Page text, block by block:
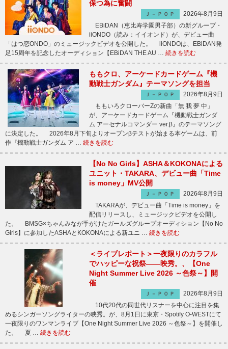
保つ為に奮闘
Ｊ－ＰＯＰ
2026年8月9日
EBiDAN（恵比寿学園男子部）の新グループ・
iiONDO（読み：イイオンド）が、デビュー曲
「はつ恋ONDO」のミュージックビデオを公開した。 iiONDOは、EBiDAN発
足15周年を記念したオーディション【EBiDAN THE AU … 続きを読む
ももクロ、アーケードカードゲーム『機
動戦士ガンダム』テーマソングを担当
Ｊ－ＰＯＰ
2026年8月9日
ももいろクローバーZの新曲「無 我 夢 中」
が、アーケードカードゲーム『機動戦士ガンダ
ム アーセナルコマンダー ver.β』のテーマソング
に決定した。 2026年8月下旬よりオープンβテストが始まる本ゲームは、前
作『機動戦士ガンダム ア … 続きを読む
【No No Girls】ASHA＆KOKONAによる
ユニット・TAKARA、デビュー曲「Time
is money」MV公開
Ｊ－ＰＯＰ
2026年8月9日
TAKARAが、デビュー曲「Time is money」を
配信リリースし、ミュージックビデオを公開し
た。 BMSG×ちゃんみなが手がけたガールズグループオーディション【No No
Girls】に参加したASHAとKOKONAによる新ユニ … 続きを読む
＜ライブレポート＞一夜限りのカラフル
でハッピーな祝祭――映秀。、【One
Night Summer Live 2026 ～色祭～】開
催
Ｊ－ＰＯＰ
2026年8月9日
10代20代の同世代リスナーを中心に注目を集
めるシンガーソングライターの映秀。が、8月1日に東京・Spotify O-WESTにて
一夜限りのワンマンライブ【One Night Summer Live 2026 ～色祭～】を開催し
た。 夏 … 続きを読む